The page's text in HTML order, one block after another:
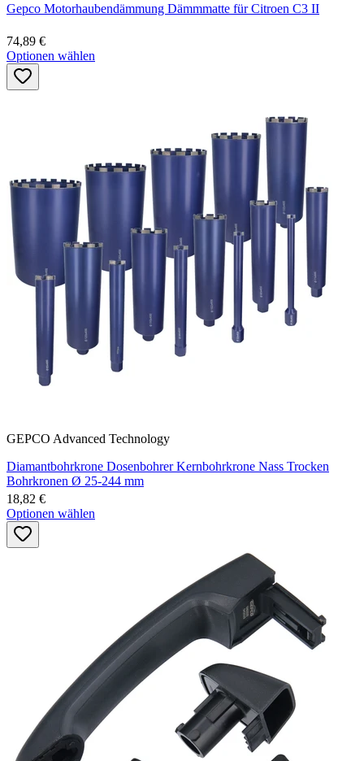
Gepco Motorhaubendämmung Dämmmatte für Citroen C3 II
74,89 €
Optionen wählen
GEPCO Advanced Technology
Diamantbohrkrone Dosenbohrer Kernbohrkrone Nass Trocken
Bohrkronen Ø 25-244 mm
18,82 €
Optionen wählen